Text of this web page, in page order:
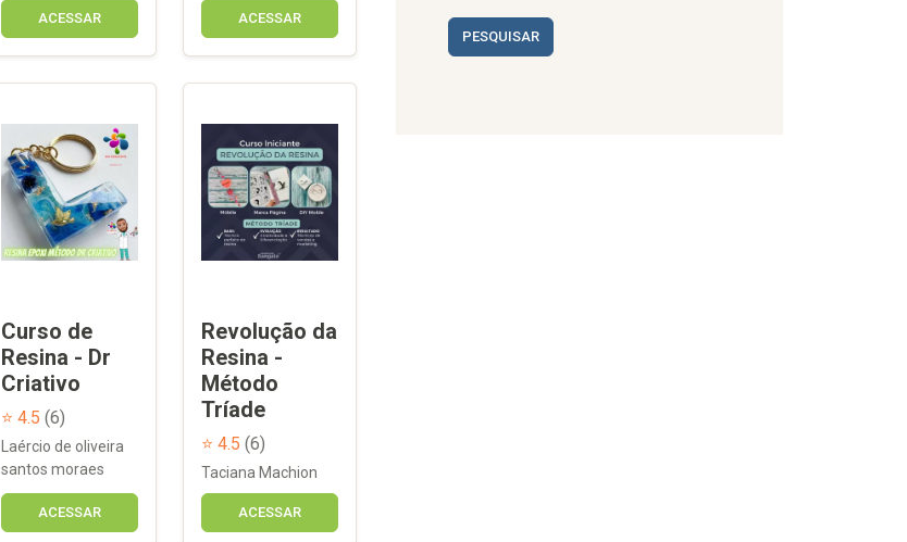
ACESSAR ACESSAR
Curso de
Resina - Dr
Criativo
⭐ 4.5 (6)
Laércio de oliveira
santos moraes
ACESSAR
Revolução da
Resina -
Método
Tríade
⭐ 4.5 (6)
Taciana Machion
ACESSAR
PESQUISAR